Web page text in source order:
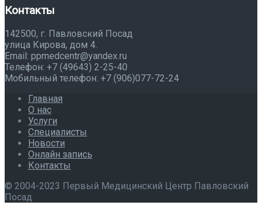
Контакты
142500, г. Павловский Посад
улица Кирова, дом 4.
Email: ppmedcentr@yandex.ru
Телефон: +7 (49643) 2-25-40
Мобильный телефон: +7 (906)077-72-24
Главная
О нас
Услуги
Специалисты
Новости
Онлайн запись
Контакты
© 2004-2023 Первый Медицинский Центр Павловский
Посад